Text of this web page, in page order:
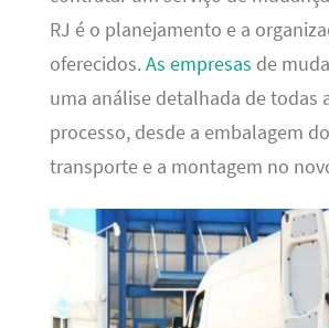
RJ é o planejamento e a
oferecidos. As empresas de
uma análise detalhada de todas
processo, desde a embalagem
transporte e a montagem no